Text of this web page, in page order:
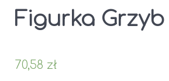
Figurka Grzyb
70,58 zł